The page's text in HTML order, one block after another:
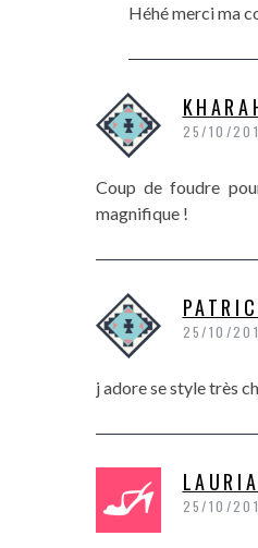
Héhé merci ma
25/10/
Coup de foudre
magnifique !
25/10/
j adore se style très
25/10/